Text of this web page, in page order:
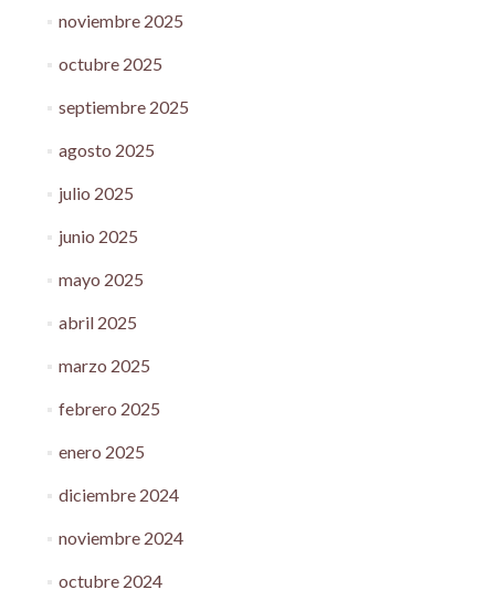
noviembre 2025
octubre 2025
septiembre 2025
agosto 2025
julio 2025
junio 2025
mayo 2025
abril 2025
marzo 2025
febrero 2025
enero 2025
diciembre 2024
noviembre 2024
octubre 2024